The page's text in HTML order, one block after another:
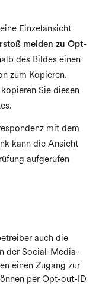
Einzelansicht
melden zu Opt-
des Bildes einen
zum Kopieren.
kopieren Sie diesen
mit dem
kann die Ansicht
aufgerufen
auch die
der Social-Media-
einen Zugang zur
per Opt-out-ID